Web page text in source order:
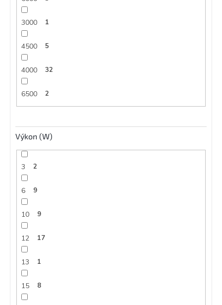
3000 1
4500 5
4000 32
6500 2
Výkon (W)
3 2
6 9
10 9
12 17
13 1
15 8